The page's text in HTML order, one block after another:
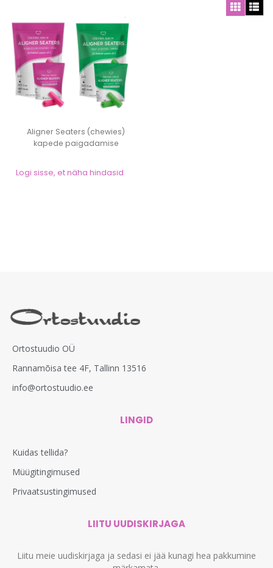
Aligner Seaters (chewies)
kapede paigadamise
Logi sisse, et näha hindasid
Ortostuudio OÜ
Rannamõisa tee 4F, Tallinn 13516
info@ortostuudio.ee
LINGID
Kuidas tellida?
Müügitingimused
Privaatsustingimused
LIITU UUDISKIRJAGA
Liitu meie uudiskirjaga ja sedasi ei jää kunagi hea pakkumine